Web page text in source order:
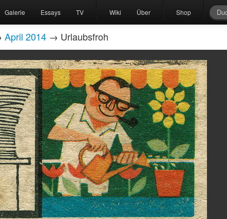
Galerie Essays TV Wiki Über Shop
April 2014 → Urlaubsfroh